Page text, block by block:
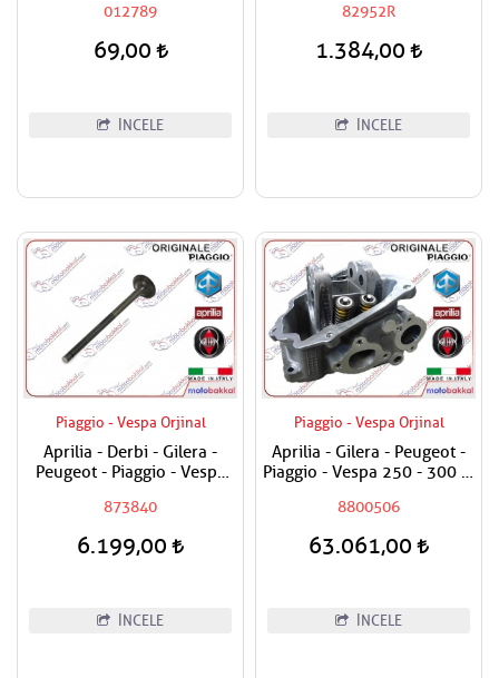
012789
69,00
İNCELE
82952R
1.384,00
İNCELE
Piaggio - Vespa Orjinal
Aprilia - Derbi - Gilera -
Peugeot - Piaggio - Vespa
Adet Fiyat
873840
6.199,00
İNCELE
Piaggio - Vespa Orjinal
Aprilia - Gilera - Peugeot -
Piaggio - Vespa 250 - 300 ie
8800506
63.061,00
İNCELE